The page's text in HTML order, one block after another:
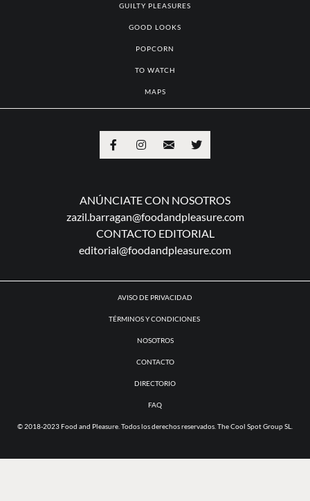
GUILTY PLEASURES
GOOD LOOKS
POPCORN
TO WATCH
MAPS
ANÚNCIATE CON NOSOTROS
zazil.barragan@foodandpleasure.com
CONTACTO EDITORIAL
editorial@foodandpleasure.com
AVISO DE PRIVACIDAD
TÉRMINOS Y CONDICIONES
NOSOTROS
CONTACTO
DIRECTORIO
FAQ
© 2018-2023 Food and Pleasure. Todos los derechos reservados. The Cool Spot Group SL.